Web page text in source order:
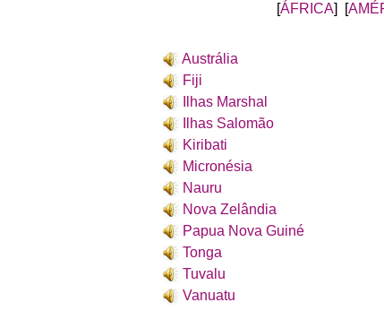
[ÁFRICA] [
Austrália
Fiji
Ilhas Marshal
Ilhas Salomão
Kiribati
Micronésia
Nauru
Nova Zelândia
Papua Nova Guiné
Tonga
Tuvalu
Vanuatu